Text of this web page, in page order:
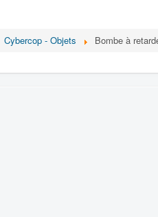
Cybercop - Objets Bombe à